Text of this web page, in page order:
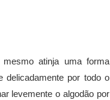
atinja uma forma
delicadamente por todo o
levemente o algodão por